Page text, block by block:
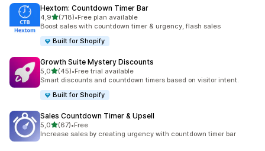
Hextom: Countdown Timer Bar
4,9av 5 stjerner
(718)
Totalt 718 omtaler
•Free plan available
Boost sales with countdown timer & urgency, flash sales
Built for Shopify
Growth Suite Mystery Discounts
5,0av 5 stjerner
(45)
Totalt 45 omtaler
•Free trial available
Smart discounts and countdown timers based on visitor intent.
Built for Shopify
Sales Countdown Timer & Upsell
5,0av 5 stjerner
(67)
Totalt 67 omtaler
•Free
Increase sales by creating urgency with countdown timer bar